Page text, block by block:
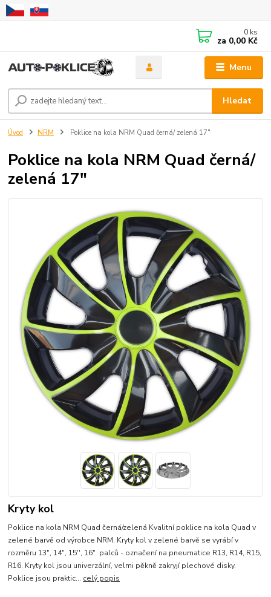
Menu
Hledat
0 ks
za 0,00 Kč
Úvod NRM Poklice na kola NRM Quad černá/ zelená 17"
Poklice na kola NRM Quad černá/
zelená 17"
Kryty kol
Poklice na kola NRM Quad černá/zelená Kvalitní poklice na kola Quad v
zelené barvě od výrobce NRM. Kryty kol v zelené barvě se vyrábí v
rozměru 13", 14", 15'', 16" palců - označení na pneumatice R13, R14, R15,
R16. Kryty kol jsou univerzální, velmi pěkně zakryjí plechové disky.
Poklice jsou praktic... celý popis